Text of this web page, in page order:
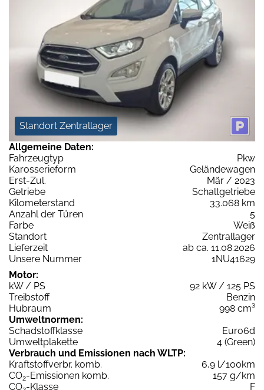
Standort Zentrallager
Allgemeine Daten:
Fahrzeugtyp
Pkw
Karosserieform
Geländewagen
Erst-Zul.
Mär / 2023
Getriebe
Schaltgetriebe
Kilometerstand
33.068 km
Anzahl der Türen
5
Farbe
Weiß
Standort
Zentrallager
Lieferzeit
ab ca. 11.08.2026
Unsere Nummer
1NU41629
Motor:
kW / PS
92 kW / 125 PS
Treibstoff
Benzin
Hubraum
998 cm³
Umweltnormen:
Schadstoffklasse
Euro6d
Umweltplakette
4 (Green)
Verbrauch und Emissionen nach WLTP:
Kraftstoffverbr. komb.
6,9 l/100km
CO2-Emissionen komb.
157 g/km
CO -Klasse F